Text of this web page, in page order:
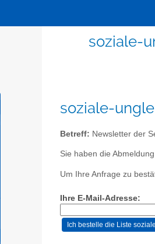
soziale-
soziale-
Betreff: Newsletter der
Sie haben die
Um Ihre Anfrage zu
Ihre E-Mail-Adresse: